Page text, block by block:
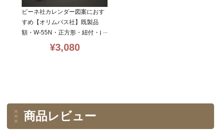
ビーネ社カレンダー図案におす
すめ【オリムパス社】既製品
額・W-55N・正方形・紐付・内
寸20×20・白額・olympus
¥3,080
商品レビュー